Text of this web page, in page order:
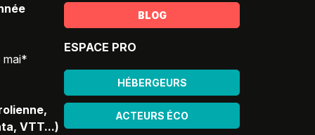
mai*
VTT...)
BLOG
ESPACE PRO
HÉBERGEURS
ACTEURS ÉCO